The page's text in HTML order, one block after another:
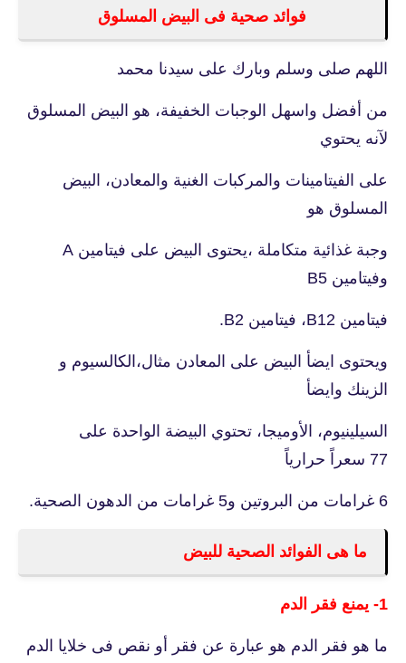
فوائد صحية فى البيض المسلوق
اللهم صلى وسلم وبارك على سيدنا محمد
من أفضل واسهل الوجبات الخفيفة، هو البيض المسلوق
لآنه يحتوي
على الفيتامينات والمركبات الغنية والمعادن، البيض
المسلوق هو
وجبة غذائية متكاملة ،يحتوى البيض على فيتامين A
وفيتامين B5
فيتامين B12، فيتامين B2.
ويحتوى ايضأ البيض على المعادن مثال،الكالسيوم و
الزينك وايضأ
السيلينيوم، الأوميجا، تحتوي البيضة الواحدة على
77 سعراً حرارياً
6 غرامات من البروتين و5 غرامات من الدهون الصحية.
ما هى الفوائد الصحية للبيض
1- يمنع فقر الدم
ما هو فقر الدم هو عبارة عن فقر أو نقص فى خلايا الدم